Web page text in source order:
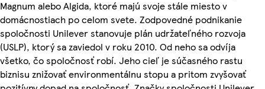
Magnum alebo Algida, ktoré majú svoje stále miesto v
domácnostiach po celom svete. Zodpovedné podnikanie
spoločnosti Unilever stanovuje plán udržateľného rozvoja
(USLP), ktorý sa zaviedol v roku 2010. Od neho sa odvíja
všetko, čo spoločnosť robí. Jeho cieľ je súčasného rastu
biznisu znižovať environmentálnu stopu a pritom zvyšovať